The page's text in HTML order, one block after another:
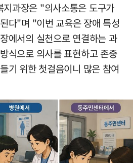
지과장은 "의사소통은 도구가
다"며 "이번 교육은 장애 특성
에서의 실천으로 연결하는 과
식으로 의사를 표현하고 존중
기 위한 첫걸음이니 많은 참여